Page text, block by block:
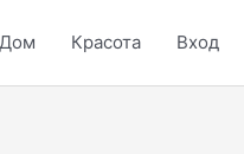
Дом Красота Вход